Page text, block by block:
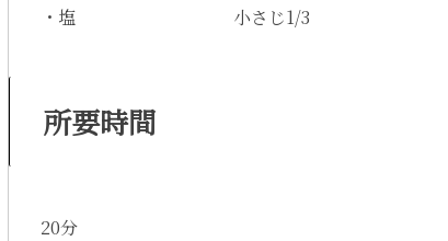
・塩 小さじ1/3
所要時間
20分